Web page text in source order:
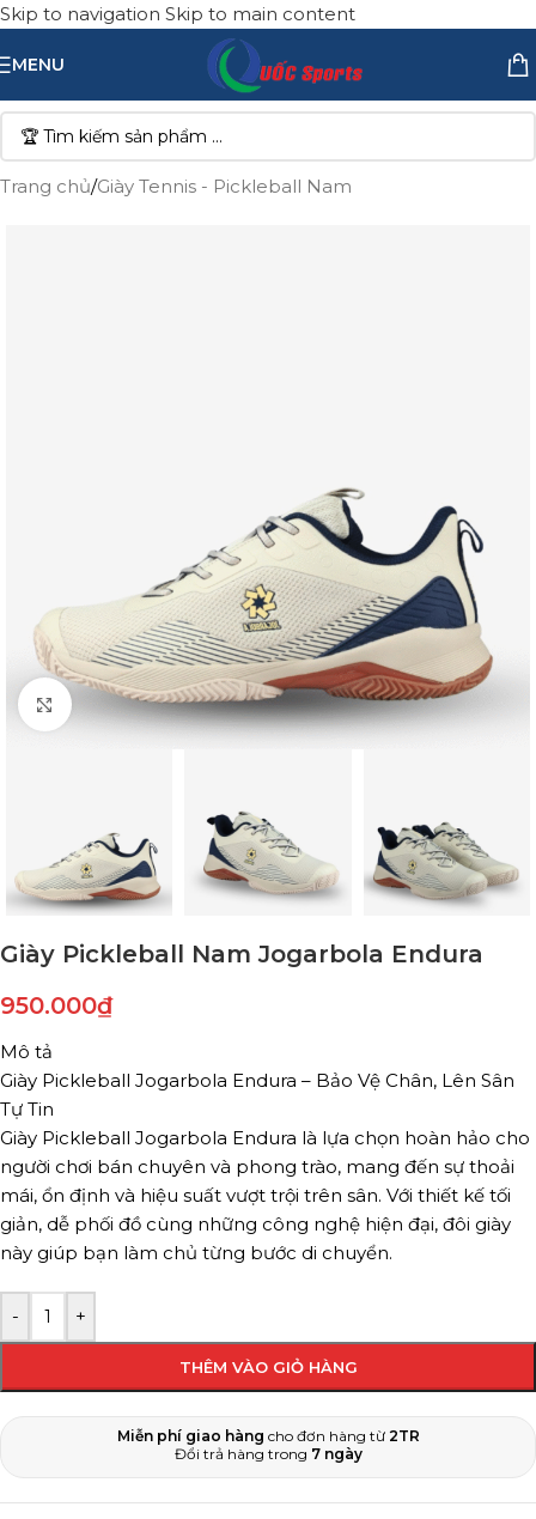
Skip to navigation Skip to main content
MENU
Trang chủ/Giày Tennis - Pickleball Nam
Click to enlarge
Giày Pickleball Nam Jogarbola Endura
950.000₫
Mô tả
Giày Pickleball Jogarbola Endura – Bảo Vệ Chân, Lên Sân
Tự Tin
Giày Pickleball Jogarbola Endura là lựa chọn hoàn hảo cho
người chơi bán chuyên và phong trào, mang đến sự thoải
mái, ổn định và hiệu suất vượt trội trên sân. Với thiết kế tối
giản, dễ phối đồ cùng những công nghệ hiện đại, đôi giày
này giúp bạn làm chủ từng bước di chuyển.
- +
THÊM VÀO GIỎ HÀNG
Miễn phí giao hàng cho đơn hàng từ 2TR
Đổi trả hàng trong 7 ngày